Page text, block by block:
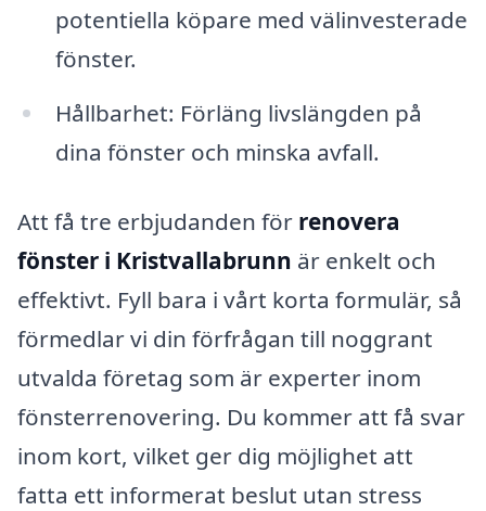
potentiella köpare med välinvesterade
fönster.
Hållbarhet: Förläng livslängden på
dina fönster och minska avfall.
Att få tre erbjudanden för renovera
fönster i Kristvallabrunn är enkelt och
effektivt. Fyll bara i vårt korta formulär, så
förmedlar vi din förfrågan till noggrant
utvalda företag som är experter inom
fönsterrenovering. Du kommer att få svar
inom kort, vilket ger dig möjlighet att
fatta ett informerat beslut utan stress